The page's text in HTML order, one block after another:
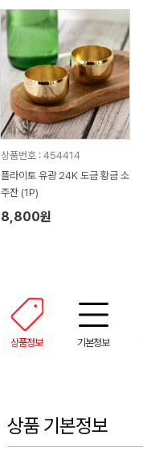
상품번호 : 454414
플라이토 유광 24K 도금 황금 소
주잔 (1P)
8,800원
상품정보 기본정보
상품 기본정보